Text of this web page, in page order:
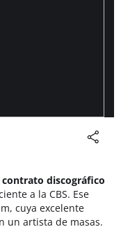
discográfico
a la CBS. Ese
cuya excelente
un artista de masas.